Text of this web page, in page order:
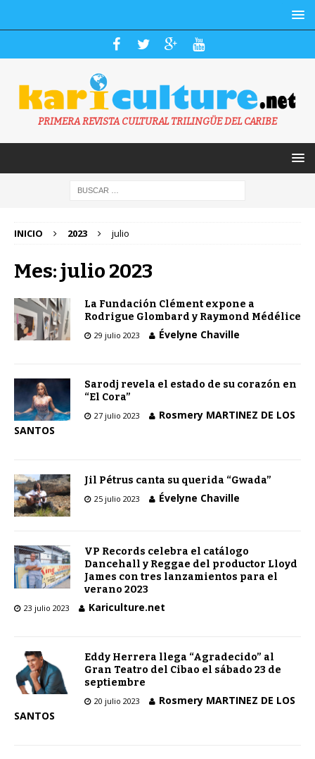
PRIMERA REVISTA CULTURAL TRILINGÜE DEL CARIBE
INICIO 2023 julio
Mes: julio 2023
La Fundación Clément expone a
Rodrigue Glombard y Raymond Médélice
29 julio 2023 Évelyne Chaville
Sarodj revela el estado de su corazón en
“El Cora”
27 julio 2023
Rosmery MARTINEZ DE LOS
SANTOS
Jil Pétrus canta su querida “Gwada”
25 julio 2023 Évelyne Chaville
VP Records celebra el catálogo
Dancehall y Reggae del productor Lloyd
James con tres lanzamientos para el
verano 2023
23 julio 2023 Kariculture.net
Eddy Herrera llega “Agradecido” al
Gran Teatro del Cibao el sábado 23 de
septiembre
20 julio 2023
Rosmery MARTINEZ DE LOS
SANTOS